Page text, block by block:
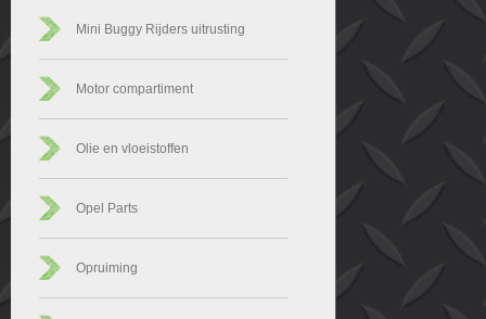
Mini Buggy Rijders uitrusting
Motor compartiment
Olie en vloeistoffen
Opel Parts
Opruiming